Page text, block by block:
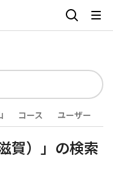
コース ユーザー
賀）」の検索